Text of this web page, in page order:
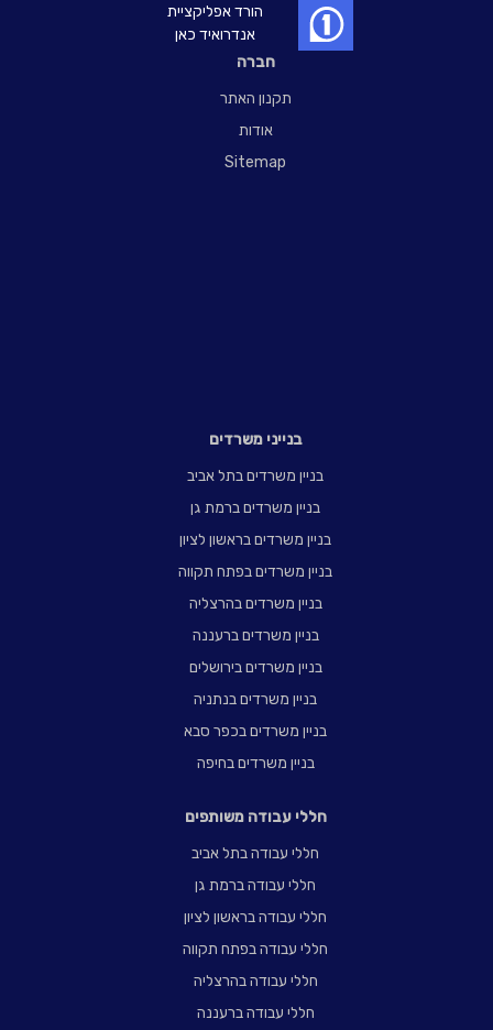
חברה
תקנון האתר
אודות
Sitemap
בנייני משרדים
בניין משרדים בתל אביב
בניין משרדים ברמת גן
בניין משרדים בראשון לציון
בניין משרדים בפתח תקווה
בניין משרדים בהרצליה
בניין משרדים ברעננה
בניין משרדים בירושלים
בניין משרדים בנתניה
בניין משרדים בכפר סבא
בניין משרדים בחיפה
חללי עבודה משותפים
חללי עבודה בתל אביב
חללי עבודה ברמת גן
חללי עבודה בראשון לציון
חללי עבודה בפתח תקווה
חללי עבודה בהרצליה
חללי עבודה ברעננה
הורד אפליקציית
אנדרואיד כאן